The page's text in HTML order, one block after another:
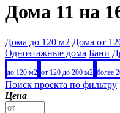
Дома 11 на
Дома до 120 м2 Дома от
Одноэтажные дома Бани
до 120 м2 от 120 до 200 м2 более
Поиск проекта по фильтру
Цена